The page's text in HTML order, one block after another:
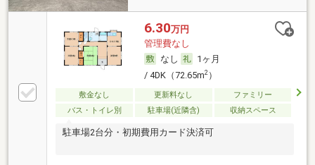
6.30万円
管理費なし
なし
1ヶ月
/ 4DK（72.65m2）
敷金なし 更新料なし
ファミリー
バス・トイレ別
駐車場(近隣含) 収納スペース
駐車場2台分・初期費用カード決済可